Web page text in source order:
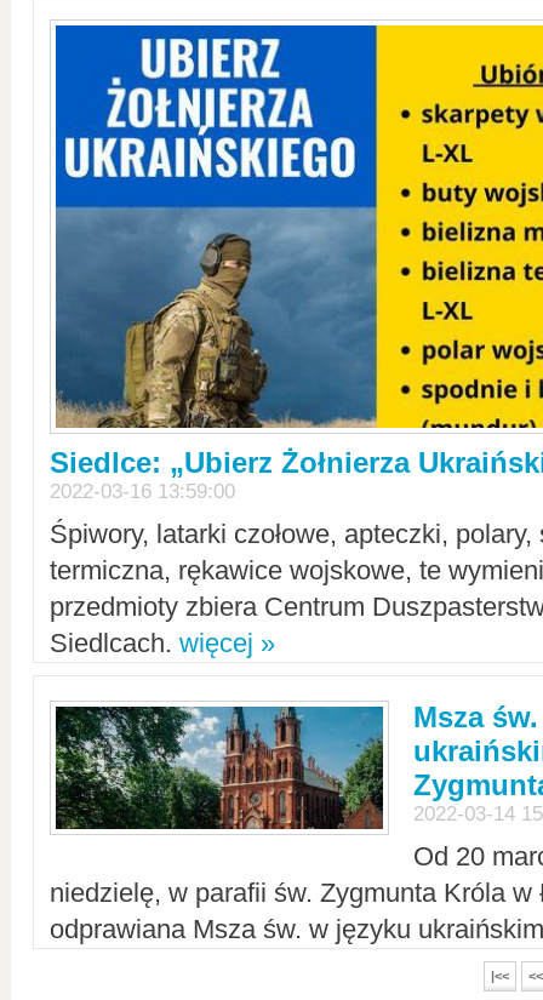
Siedlce: „Ubierz Żołnierza
2022-03-16 13:59:00
Śpiwory, latarki czołowe, apteczki,
termiczna, rękawice wojskowe, te
przedmioty zbiera Centrum
Siedlcach. więcej »
Msza
2022-03-14
Od 20
niedzielę, w parafii św. Zygmunta Króla w
odprawiana Msza św. w języku
|<< <<